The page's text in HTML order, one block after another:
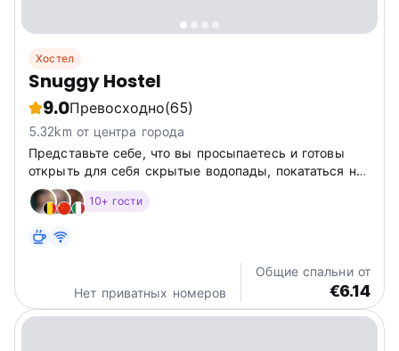
Хостел
Snuggy Hostel
9.0Превосходно(65)
5.32km от центра города
Представьте себе, что вы просыпаетесь и готовы
открыть для себя скрытые водопады, покататься на
легендарных волнах и погрузиться в аутентичную
индонезийскую культуру. Хотя наши удобства все
уникальное сочетание комфорта...
10+ гости
Нет приватных номеров
Общие спальни от
€6.14